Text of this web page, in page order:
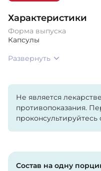
Характеристики
Форма выпуска
Капсулы
Развернуть
Не является
противопоказания.
Состав на одну